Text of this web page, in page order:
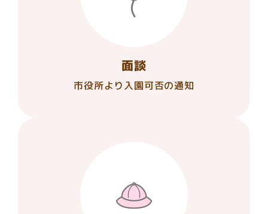
面談
市役所より入園可否の通知